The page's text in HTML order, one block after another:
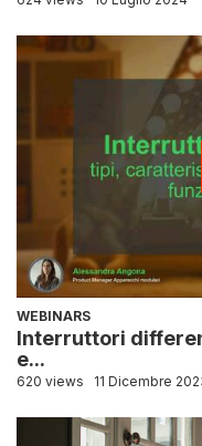
WEBINARS
Interruttori
e...
620 views 11 Dicembre